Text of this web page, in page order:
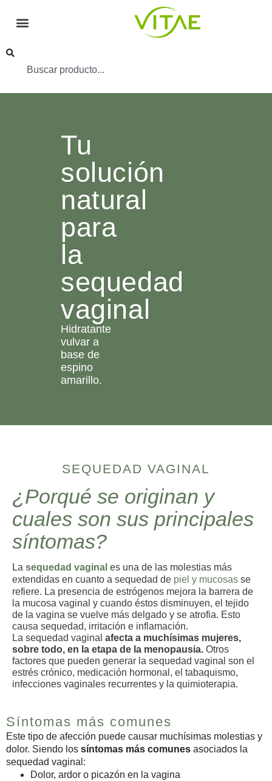
Tu
solución
natural
para
la
sequedad
vaginal
Hidratante
vulvar a
base de
espino
amarillo.
SEQUEDAD VAGINAL
¿Porqué se originan y
cuales son sus principales
síntomas?
La sequedad vaginal es una de las molestias más
extendidas en cuanto a sequedad de piel y mucosas se
refiere. La presencia de estrógenos mejora la barrera de
la mucosa vaginal y cuando éstos disminuyen, el tejido
de la vagina se vuelve más delgado y se atrofia. Esto
causa sequedad, irritación e inflamación.
La sequedad vaginal afecta a muchísimas mujeres,
sobre todo, en la etapa de la menopausia. Otros
factores que pueden generar la sequedad vaginal son el
estrés crónico, medicación hormonal, el tabaquismo,
infecciones vaginales recurrentes y la quimioterapia.
Síntomas más comunes
Este tipo de afección puede causar muchísimas molestias y
dolor. Siendo los síntomas más comunes asociados la
sequedad vaginal:
Dolor, ardor o picazón en la vagina